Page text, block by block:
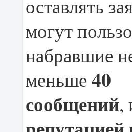
оставлять
могут
набравшие
меньше40
сообщений,